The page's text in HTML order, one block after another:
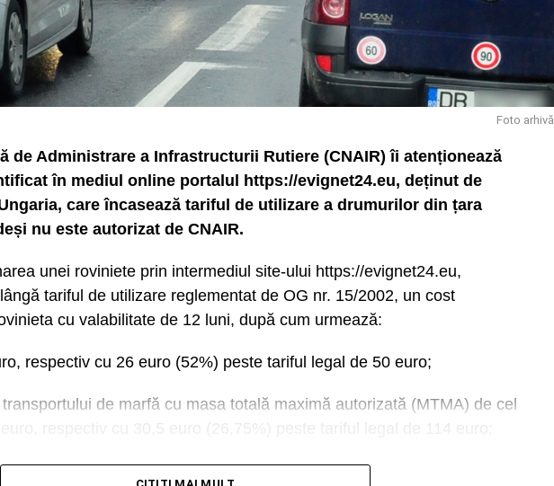
Foto arhivă
de Administrare a Infrastructurii Rutiere (CNAIR) îi atenționează
în mediul online portalul https://evignet24.eu, deținut de
care încasează tariful de utilizare a drumurilor din țara
nu este autorizat de CNAIR.
unei roviniete prin intermediul site-ului https://evignet24.eu,
tariful de utilizare reglementat de OG nr. 15/2002, un cost
cu valabilitate de 12 luni, după cum urmează:
respectiv cu 26 euro (52%) peste tariful legal de 50 euro;
de marfă cu masa totală maximă autorizată (MTMA) de cel
persoane cu cel mult 8+1 locuri și autorulote/caravane: 143